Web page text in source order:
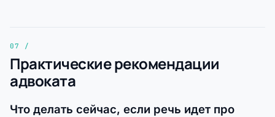
Практические рекомендации
адвоката
Что делать сейчас, если речь идет про